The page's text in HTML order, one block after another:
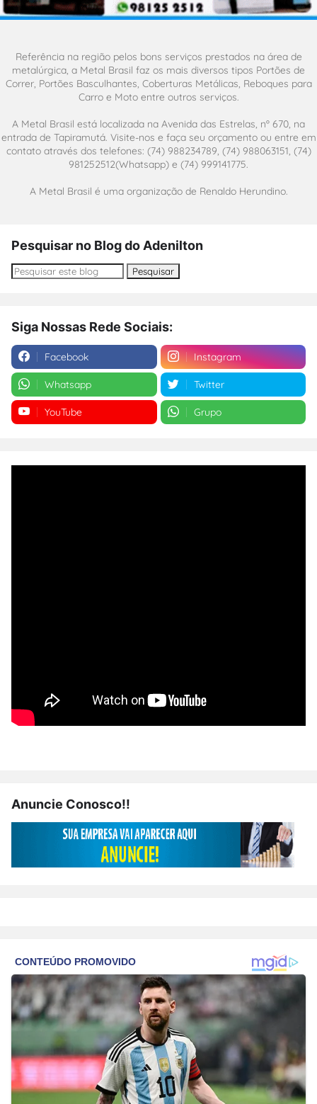
Referência na região pelos bons serviços prestados na área de
metalúrgica, a Metal Brasil faz os mais diversos tipos Portões de
Correr, Portões Basculhantes, Coberturas Metálicas, Reboques para
Carro e Moto entre outros serviços.
A Metal Brasil está localizada na Avenida das Estrelas, nº 670, na
entrada de Tapiramutá. Visite-nos e faça seu orçamento ou entre em
contato através dos telefones: (74) 988234789, (74) 988063151, (74)
981252512(Whatsapp) e (74) 999141775.
A Metal Brasil é uma organização de Renaldo Herundino.
Pesquisar no Blog do Adenilton
Siga Nossas Rede Sociais:
Facebook Instagram
Whatsapp Twitter
YouTube Grupo
Anuncie Conosco!!